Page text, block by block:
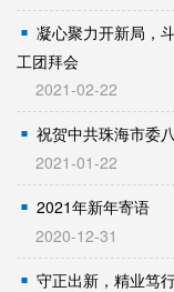
凝心聚力开新局，
工团拜会
2021-02-22
祝贺中共珠海市委
2021-01-22
2021年新年寄语
2020-12-31
守正出新，精业笃